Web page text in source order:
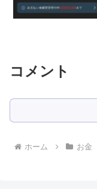
コメント
ホーム お金